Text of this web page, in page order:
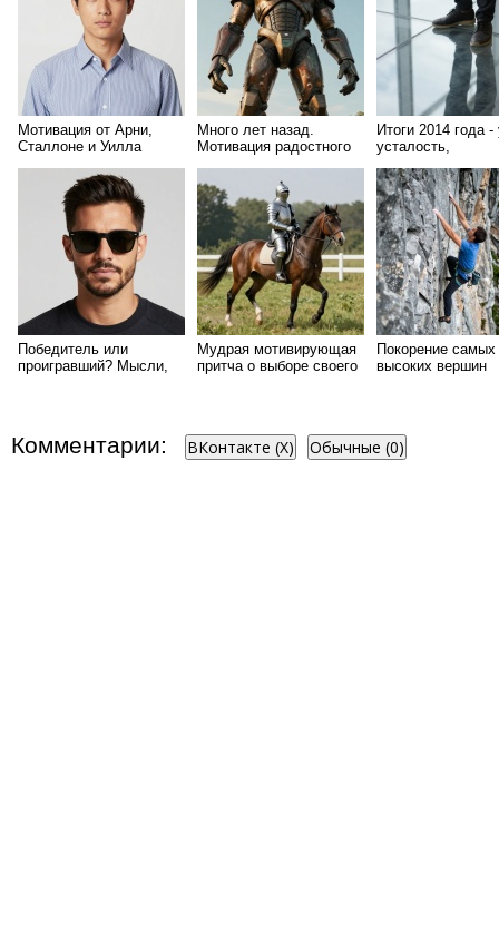
Мотивация от Арни,
Сталлоне и Уилла
Много лет назад.
Мотивация радостного
Итоги 2014 года -
усталость,
Победитель или
проигравший? Мысли,
Мудрая мотивирующая
притча о выборе своего
Покорение самых
высоких вершин
Комментарии: ВКонтакте (X) Обычные (0)